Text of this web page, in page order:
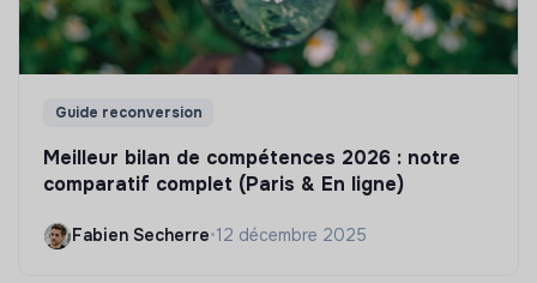
Guide reconversion
Meilleur bilan de compétences 2026 : notre
comparatif complet (Paris & En ligne)
Fabien Secherre•12 décembre 2025